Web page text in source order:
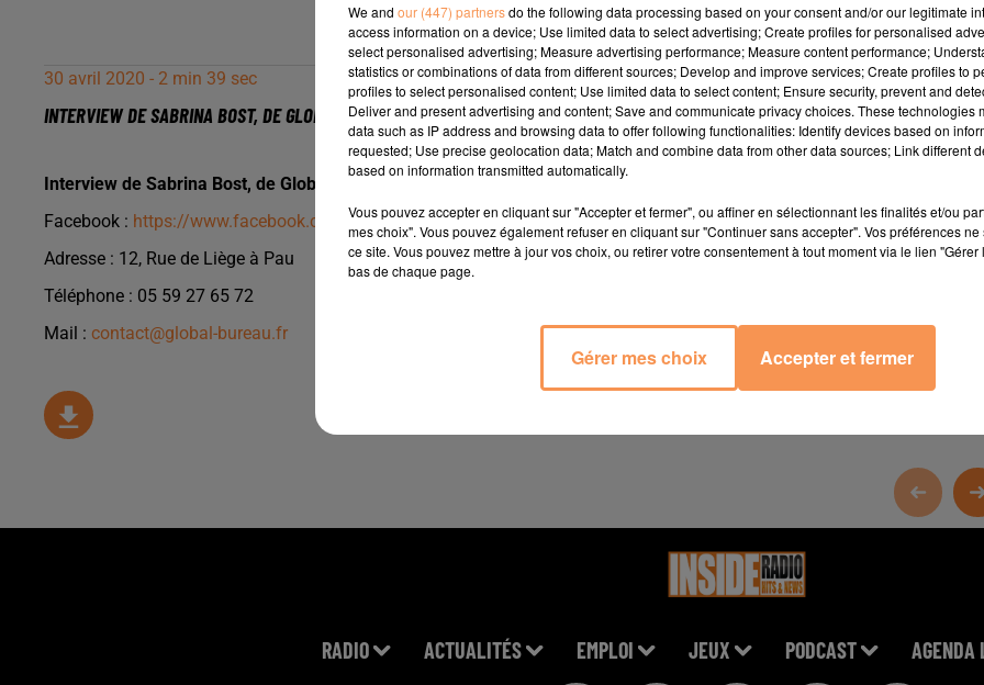
30 avril 2020 - 2 min 39 sec
INTERVIEW DE SABRINA BOST, DE GLOBAL BUREAU À PAU, SUR RADIO INSIDE !!!
Interview de Sabrina Bost, de Global Bureau à Pau, sur Radio Inside !!!
Facebook : https://www.facebook.com/GlobalBureau64/
Adresse : 12, Rue de Liège à Pau
Téléphone : 05 59 27 65 72
Mail : contact@global-bureau.fr
RADIO ACTUALITÉS EMPLOI JEUX PODCAST AGENDA
We and our (447) partnersdo the following data processing based on your consent and/or our legitimate
access information on a device; Use limited data to select advertising; Create profiles for personalised
select personalised advertising; Measure advertising performance; Measure content performance;
statistics or combinations of data from different sources; Develop and improve services; Create profiles to
profiles to select personalised content; Use limited data to select content; Ensure security, prevent and
Deliver and present advertising and content; Save and communicate privacy choices. These technologies
data such as IP address and browsing data to offer following functionalities: Identify devices based on
requested; Use precise geolocation data; Match and combine data from other data sources; Link different
based on information transmitted automatically.
Vous pouvez accepter en cliquant sur "Accepter et fermer", ou affiner en sélectionnant les finalités et/ou
mes choix". Vous pouvez également refuser en cliquant sur "Continuer sans accepter". Vos préférences
ce site. Vous pouvez mettre à jour vos choix, ou retirer votre consentement à tout moment via le lien
bas de chaque page.
Gérer mes choix Accepter et fermer